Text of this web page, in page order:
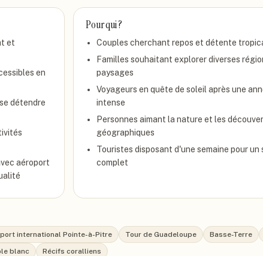
et
en
détendre
aéroport
Pour qui ?
Couples cherchant repos et détente
Familles souhaitant explorer diverses
paysages
Voyageurs en quête de soleil après une
intense
Personnes aimant la nature et les
géographiques
Touristes disposant d'une semaine pour un
complet
international Pointe-à-Pitre Tour de Guadeloupe Basse-Terre
blanc Récifs coralliens